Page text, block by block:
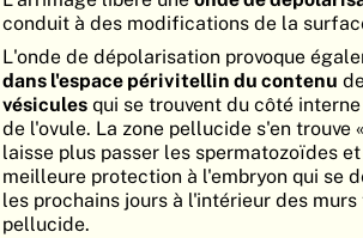
ATLAS
conduit à des modifications de la
L'onde de dépolarisation provoque
dans l'espace périvitellin du contenu
vésicules qui se trouvent du côté
de l'ovule. La zone pellucide s'en trouve
laisse plus passer les spermatozoïdes
meilleure protection à l'embryon qui se
les prochains jours à l'intérieur des
pellucide.